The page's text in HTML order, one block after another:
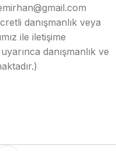
danışmanlık veya
ile iletişime
danışmanlık ve